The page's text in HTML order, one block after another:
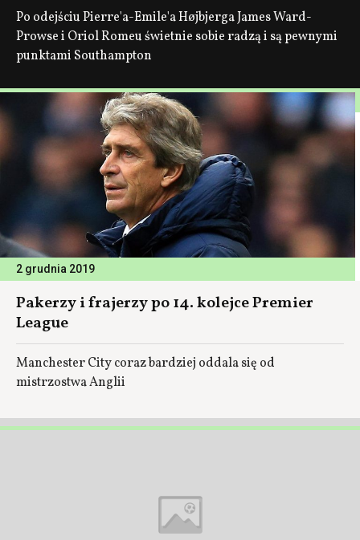
Po odejściu Pierre'a-Emile'a Højbjerga James Ward-
Prowse i Oriol Romeu świetnie sobie radzą i są pewnymi
punktami Southampton
2 grudnia 2019
Pakerzy i frajerzy po 14. kolejce Premier
League
Manchester City coraz bardziej oddala się od
mistrzostwa Anglii